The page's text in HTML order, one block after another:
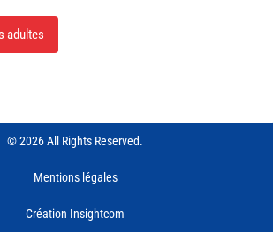
adultes
© 2026 All Rights Reserved.
Mentions légales
Création Insightcom